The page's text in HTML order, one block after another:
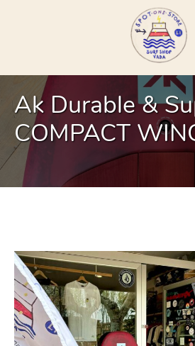
Ak Durable &
COMPACT